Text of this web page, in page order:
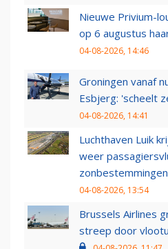
Nieuwe Privium-
op 6 augustus
04-08-2026, 14:46
Groningen vanaf
Esbjerg: 'scheelt
04-08-2026, 14:41
Luchthaven Luik
weer
zonbestemmingen
04-08-2026, 13:54
Brussels Airlines
streep door